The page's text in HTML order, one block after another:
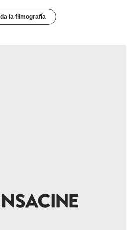
la filmografía